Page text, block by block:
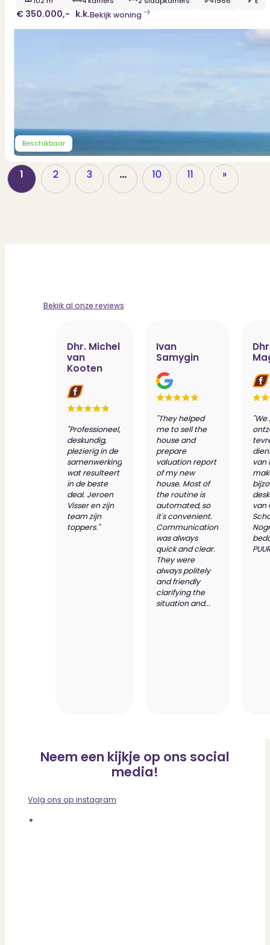
€ 350.000,- k.k.Bekijk woning
Beschikbaar
1 2 3 … 10 11 »
Bekijk al onze reviews
Dhr. Michel
van
Kooten
"Professioneel,
deskundig,
plezierig in de
samenwerking
wat resulteert
in de beste
deal. Jeroen
Visser en zijn
team zijn
toppers."
Ivan
Samygin
"They helped
me to sell the
house and
prepare
valuation report
of my new
house. Most of
the routine is
automated, so
it's convenient.
Communication
was always
quick and clear.
They were
always politely
and friendly
clarifying the
situation and...
"We
van
van
Neem een kijkje op ons social
media!
Volg ons op instagram